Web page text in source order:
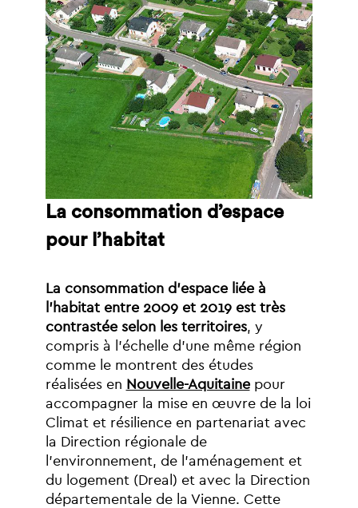
La consommation d’espace
pour l’habitat
La consommation d’espace liée à
l’habitat entre 2009 et 2019 est très
contrastée selon les territoires, y
compris à l’échelle d’une même région
comme le montrent des études
réalisées en Nouvelle-Aquitaine pour
accompagner la mise en œuvre de la
loi
Climat et résilience en partenariat avec
la Direction régionale de
l’environnement, de l’aménagement et
du
logement (Dreal) et avec la Direction
départementale de la Vienne. Cette